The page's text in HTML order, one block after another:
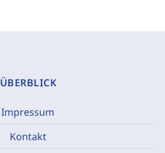
ÜBERBLICK
Impressum
Kontakt